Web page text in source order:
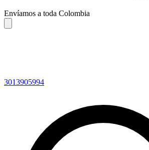
Envíamos a toda Colombia
3013905994